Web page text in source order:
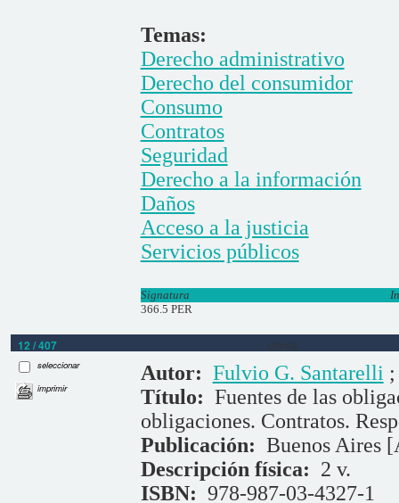
Temas:
Derecho administrativo
Derecho del consumidor
Consumo
Contratos
Seguridad
Derecho a la información
Daños
Acceso a la justicia
Servicios públicos
Signatura
366.5 PER
12 / 407 Libros
seleccionar
imprimir
Autor: Fulvio G. Santarelli
Título: Fuentes de las
obligaciones. Contratos.
Publicación: Buenos Aires
Descripción física: 2 v.
ISBN: 978-987-03-4327-1